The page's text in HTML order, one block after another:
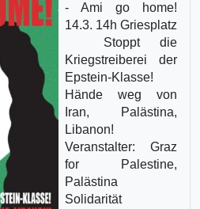
- Ami go home!
14.3. 14h Griesplatz
Stoppt die
Kriegstreiberei der
Epstein-Klasse!
Hände weg von
Iran, Palästina,
Libanon!
Veranstalter: Graz
for Palestine,
Palästina
Solidarität